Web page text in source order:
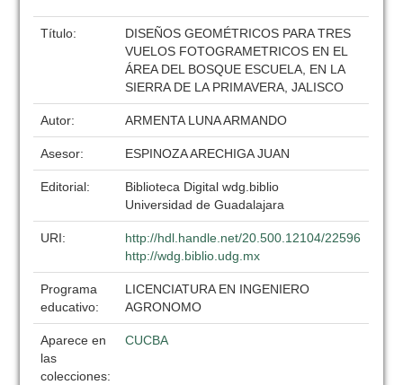
Título:
DISEÑOS GEOMÉTRICOS PARA TRES
VUELOS FOTOGRAMETRICOS EN EL
ÁREA DEL BOSQUE ESCUELA, EN LA
SIERRA DE LA PRIMAVERA, JALISCO
Autor: ARMENTA LUNA ARMANDO
Asesor: ESPINOZA ARECHIGA JUAN
Editorial:
Biblioteca Digital wdg.biblio
Universidad de Guadalajara
URI:
http://hdl.handle.net/20.500.12104/22596
http://wdg.biblio.udg.mx
Programa
educativo:
LICENCIATURA EN INGENIERO
AGRONOMO
Aparece en
las
colecciones:
CUCBA